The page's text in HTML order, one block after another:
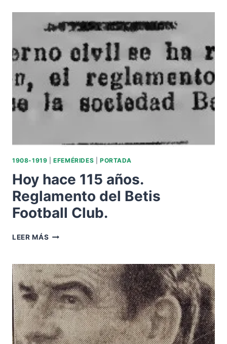
AÑOS.
NACE
RUBIO.
1908-1919 |EFEMÉRIDES PORTADA
Hoy hace 115 años.
Reglamento del Betis
Football Club.
LEER MÁS HOY
AÑOS.
REGLAMENTO
DEL
BETIS
FOOTBALL
CLUB.